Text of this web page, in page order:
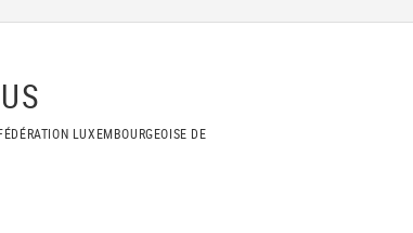
LUXEMBOURGEOISE DE